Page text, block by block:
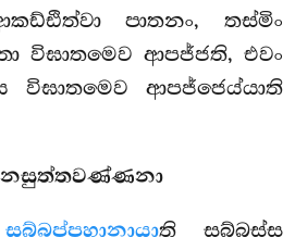
පාතනං, තස්මිං
විඝාතමෙව ආපජ්ජති, එවං
විඝාතමෙව ආපජ්ජෙය්යාති
සබ්බප්පහානායාති සබ්බස්ස